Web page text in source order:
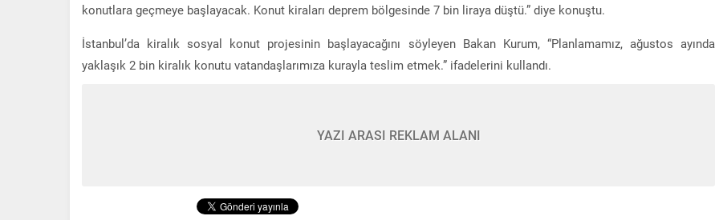
konutlara geçmeye başlayacak. Konut kiraları deprem bölgesinde 7 bin liraya düştü.” diye konuştu.
İstanbul’da kiralık sosyal konut projesinin başlayacağını söyleyen Bakan Kurum, “Planlamamız, ağustos ayında
yaklaşık 2 bin kiralık konutu vatandaşlarımıza kurayla teslim etmek.” ifadelerini kullandı.
YAZI ARASI REKLAM ALANI